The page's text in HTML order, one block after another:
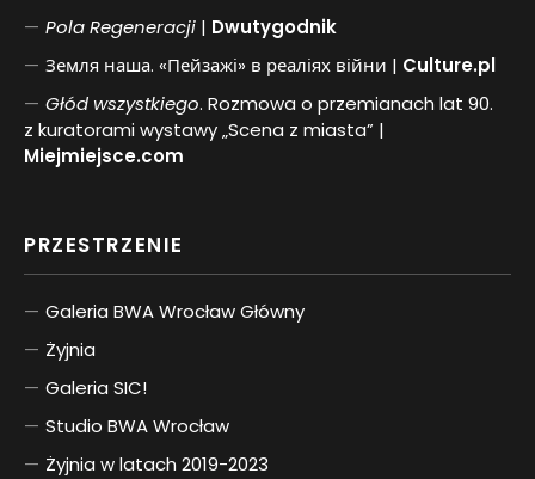
PolaRegeneracji | Dwutygodnik
Земля наша. «Пейзажі» в реаліях війни | Culture.pl
Głód wszystkiego. Rozmowa o przemianach lat 90.
z kuratorami wystawy „Scena z miasta” |
Miejmiejsce.com
PRZESTRZENIE
Galeria BWA Wrocław Główny
Żyjnia
Galeria SIC!
Studio BWA Wrocław
Żyjnia w latach 2019-2023